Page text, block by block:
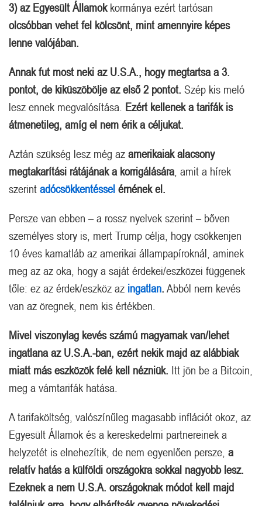
3) az Egyesült Államokkormánya ezért tartósan
olcsóbban vehet fel kölcsönt, mint amennyire képes
lenne valójában.
Annak fut most neki az U.S.A., hogy megtartsa a 3.
pontot, de kiküszöbölje az első 2 pontot. Szép kis meló
lesz ennek megvalósítása. Ezért kellenek a tarifák is
átmenetileg, amíg el nem érik a céljukat.
Aztán szükség lesz még az amerikaiak alacsony
megtakarítási rátájának a korrigálására , amit a hírek
szerint adócsökkentéssel érnének el.
Persze van ebben – a rossz nyelvek szerint – bőven
személyes story is, mert Trump célja, hogy csökkenjen
10 éves kamatláb az amerikai állampapíroknál, aminek
meg az az oka, hogy a saját érdekei/eszközei függenek
tőle: ez az érdek/eszköz az ingatlan. Abból nem kevés
van az öregnek, nem kis értékben.
Mivel viszonylag kevés számú magyarnak van/lehet
ingatlana az U.S.A.-ban, ezért nekik majd az alábbiak
miatt más eszközök felé kell nézniük. Itt jön be a Bitcoin,
meg a vámtarifák hatása.
A tarifaköltség, valószínűleg magasabb inflációt okoz, az
Egyesült Államok és a kereskedelmi partnereinek a
helyzetét is elnehezítik, de nem egyenlően persze, a
relatív hatás a külföldi országokra sokkal nagyobb lesz.
Ezeknek a nem U.S.A. országoknak módot kell majd